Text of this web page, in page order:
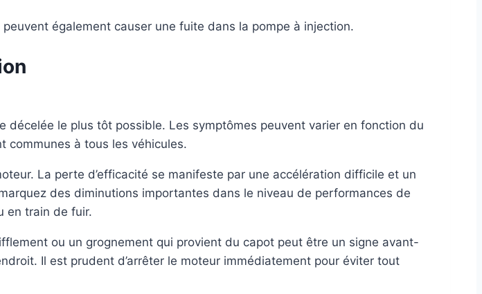
également causer une fuite dans la pompe à injection.
le plus tôt possible. Les symptômes peuvent varier en fonction du
communes à tous les véhicules.
La perte d’efficacité se manifeste par une accélération difficile et un
des diminutions importantes dans le niveau de performances de
en train de fuir.
ou un grognement qui provient du capot peut être un signe avant-
Il est prudent d’arrêter le moteur immédiatement pour éviter tout